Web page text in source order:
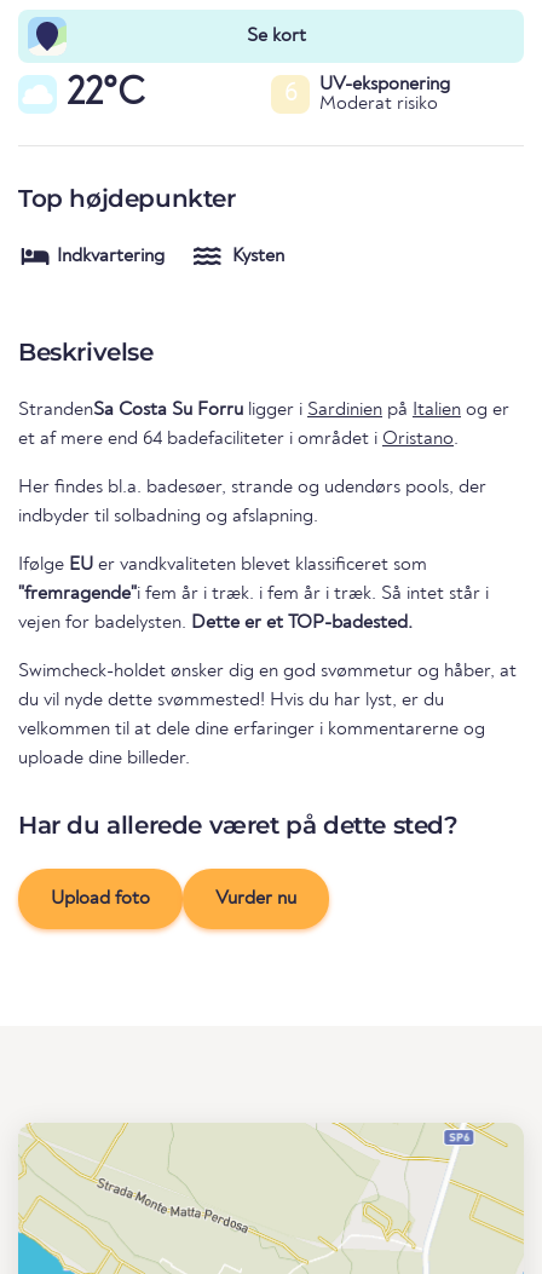
Se kort
22°C 6
UV-eksponering
Moderat risiko
Top højdepunkter
Indkvartering Kysten
Beskrivelse
StrandenSa Costa Su Forru ligger i Sardinien på Italien og er
et af mere end 64 badefaciliteter i området i Oristano.
Her findes bl.a. badesøer, strande og udendørs pools, der
indbyder til solbadning og afslapning.
Ifølge EU er vandkvaliteten blevet klassificeret som
"fremragende"i fem år i træk. i fem år i træk. Så intet står i
vejen for badelysten. Dette er et TOP-badested.
Swimcheck-holdet ønsker dig en god svømmetur og håber, at
du vil nyde dette svømmested! Hvis du har lyst, er du
velkommen til at dele dine erfaringer i kommentarerne og
uploade dine billeder.
Har du allerede været på dette sted?
Upload foto Vurder nu